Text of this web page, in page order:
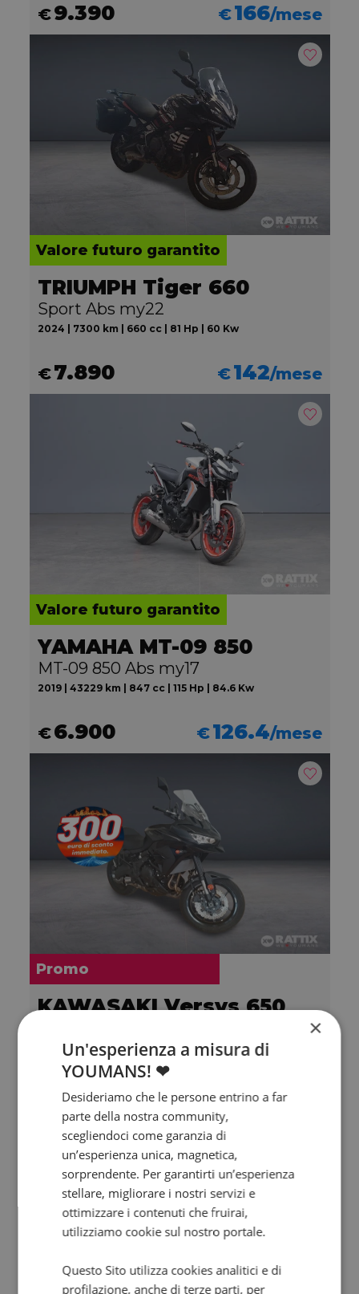
€9.390 €166/mese
Valore futuro garantito
TRIUMPH Tiger 660
Sport Abs my22
2024 | 7300 km | 660 cc | 81 Hp | 60 Kw
€7.890 €142/mese
Valore futuro garantito
YAMAHA MT-09 850
MT-09 850 Abs my17
2019 | 43229 km | 847 cc | 115 Hp | 84.6 Kw
€6.900 €126.4/mese
Promo
KAWASAKI Versys 650
2024 | 5000 km | 649 cc | 67 Hp | 49 Kw
5.950 €111/mese
×
Un'esperienza a misura di
YOUMANS! ❤
Desideriamo che le persone entrino a far
parte della nostra community,
scegliendoci come garanzia di
un’esperienza unica, magnetica,
sorprendente. Per garantirti un’esperienza
stellare, migliorare i nostri servizi e
ottimizzare i contenuti che fruirai,
utilizziamo cookie sul nostro portale.
Questo Sito utilizza cookies analitici e di
profilazione, anche di terze parti, per